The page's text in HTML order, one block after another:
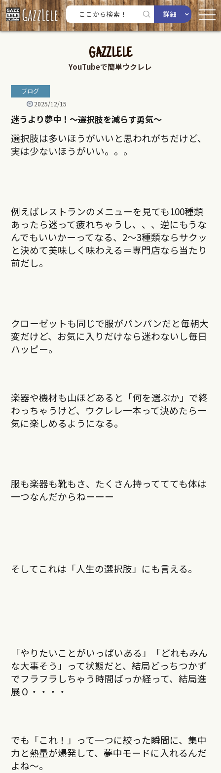
詳細
GAZZLELE
YouTubeで簡単ウクレレ
ブログ
2025/12/15
迷うより夢中！〜選択肢を減らす勇気〜
選択肢は多いほうがいいと思われがちだけど、
実は少ないほうがいい。。。
例えばレストランのメニューを見ても100種類
あったら迷って疲れちゃうし、、、逆にもうな
んでもいいかーってなる、2〜3種類ならサクッ
と決めて美味しく味わえる＝専門店なら当たり
前だし。
クローゼットも同じで服がパンパンだと毎朝大
変だけど、お気に入りだけなら迷わないし毎日
ハッピー。
楽器や機材も山ほどあると「何を選ぶか」で終
わっちゃうけど、ウクレレ一本って決めたら一
気に楽しめるようになる。
服も楽器も靴もさ、たくさん持っててても体は
一つなんだからねーーー
そしてこれは「人生の選択肢」にも言える。
「やりたいことがいっぱいある」「どれもみん
な大事そう」って状態だと、結局どっちつかず
でフラフラしちゃう時間ばっか経って、結局進
展０・・・・
でも「これ！」って一つに絞った瞬間に、集中
力と熱量が爆発して、夢中モードに入れるんだ
よね〜。